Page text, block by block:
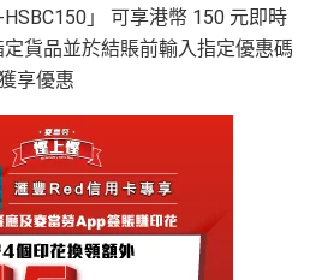
」 可享港幣 150 元即時
貨品並於結賬前輸入指定優惠碼
享優惠